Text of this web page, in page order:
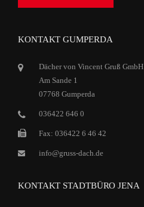
KONTAKT GUMPERDA
Dächer von Vincent Gruß GmbH
Am Sande 1
07768 Gumperda
036422 646 0
Fax: 036422 6 46 42
info@gruss-dach.de
KONTAKT STADTBÜRO JENA